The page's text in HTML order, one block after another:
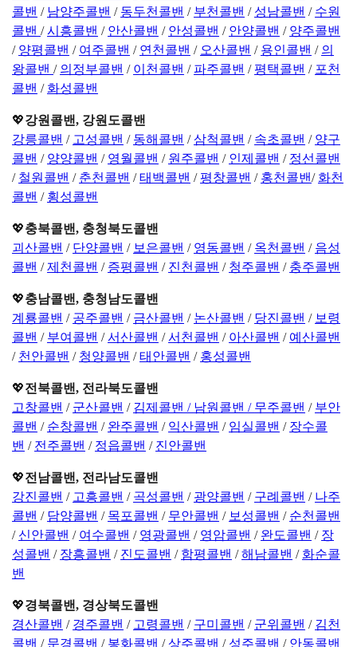
콜밴 / 남양주콜밴 / 동두천콜밴 / 부천콜밴 / 성남콜밴 / 수원
콜밴/시흥콜밴 / 안산콜밴 / 안성콜밴 / 안양콜밴 / 양주콜밴
/ 양평콜밴 / 여주콜밴 / 연천콜밴 / 오산콜밴 / 용인콜밴 / 의
왕콜밴/ 의정부콜밴 / 이천콜밴 / 파주콜밴 /평택콜밴 / 포천
콜밴 / 화성콜밴
💖강원콜밴, 강원도콜밴
강릉콜밴 / 고성콜밴 / 동해콜밴 /삼척콜밴 / 속초콜밴 / 양구
콜밴 / 양양콜밴 / 영월콜밴 / 원주콜밴 / 인제콜밴 / 정선콜밴
/ 철원콜밴 / 춘천콜밴 /태백콜밴 /평창콜밴 / 홍천콜밴/ 화천
콜밴 / 횡성콜밴
💖충북콜밴, 충청북도콜밴
괴산콜밴 / 단양콜밴 / 보은콜밴 / 영동콜밴 / 옥천콜밴 / 음성
콜밴 /제천콜밴 / 증평콜밴 / 진천콜밴 / 청주콜밴 / 충주콜밴
💖충남콜밴, 충청남도콜밴
계룡콜밴 / 공주콜밴 / 금산콜밴 / 논산콜밴 / 당진콜밴 / 보령
콜밴 / 부여콜밴 /서산콜밴 /서천콜밴 / 아산콜밴 / 예산콜밴
/ 천안콜밴 / 청양콜밴 /태안콜밴 / 홍성콜밴
💖전북콜밴, 전라북도콜밴
고창콜밴 / 군산콜밴 / 김제콜밴 / 남원콜밴 / 무주콜밴 / 부안
콜밴 / 순창콜밴 / 완주콜밴 / 익산콜밴 / 임실콜밴 / 장수콜
밴 / 전주콜밴 / 정읍콜밴 / 진안콜밴
💖전남콜밴, 전라남도콜밴
강진콜밴 / 고흥콜밴 / 곡성콜밴 / 광양콜밴 / 구례콜밴 / 나주
콜밴 / 담양콜밴 / 목포콜밴 / 무안콜밴 / 보성콜밴 / 순천콜밴
/ 신안콜밴 / 여수콜밴 / 영광콜밴 / 영암콜밴 / 완도콜밴 / 장
성콜밴 / 장흥콜밴 / 진도콜밴 / 함평콜밴 /해남콜밴 / 화순콜
밴
💖경북콜밴, 경상북도콜밴
경산콜밴 / 경주콜밴 / 고령콜밴 / 구미콜밴 / 군위콜밴 / 김천
콜밴 / 문경콜밴 / 봉화콜밴 /상주콜밴 / 성주콜밴 / 안동콜밴